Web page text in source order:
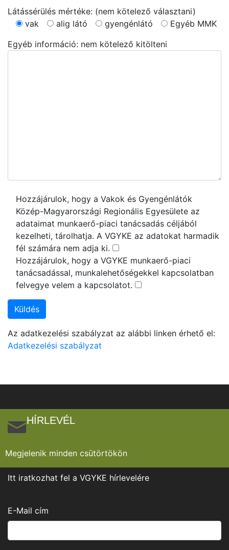
Látássérülés mértéke: (nem kötelező választani)
vak
alig látó gyengénlátó
Egyéb MMK
Egyéb információ: nem kötelező kitölteni
Hozzájárulok, hogy a Vakok és Gyengénlátók
Közép-Magyarországi Regionális Egyesülete az
adataimat munkaerő-piaci tanácsadás céljából
kezelheti, tárolhatja. A VGYKE az adatokat harmadik
fél számára nem adja ki.
Hozzájárulok, hogy a VGYKE munkaerő-piaci
tanácsadással, munkalehetőségekkel kapcsolatban
felvegye velem a kapcsolatot.
Az adatkezelési szabályzat az alábbi linken érhető el:
Adatkezelési szabályzat
HÍRLEVÉL
Megjelenik minden csütörtökön
Itt iratkozhat fel a VGYKE hírlevelére
E-Mail cím